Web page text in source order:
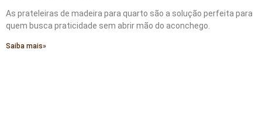
As prateleiras de madeira para quarto são a solução perfeita para
quem busca praticidade sem abrir mão do aconchego.
Saiba mais»